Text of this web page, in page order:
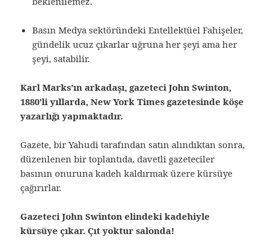
Basın Medya sektöründeki Entellektüel Fahişeler,
gündelik ucuz çıkarlar uğruna her şeyi ama her
şeyi, satabilir.
Karl Marks’ın arkadaşı, gazeteci John Swinton,
1880’li yıllarda, New York Times gazetesinde köşe
yazarlığı yapmaktadır.
Gazete, bir Yahudi tarafından satın alındıktan sonra,
düzenlenen bir toplantıda, davetli gazeteciler
basının onuruna kadeh kaldırmak üzere kürsüye
çağırırlar.
Gazeteci John Swinton elindeki kadehiyle
kürsüye çıkar. Çıt yoktur salonda!